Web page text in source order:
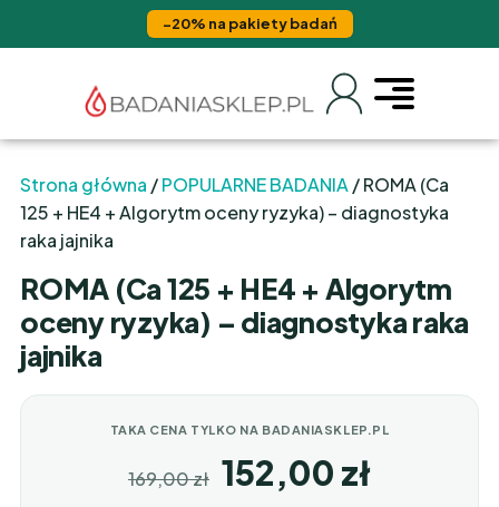
−20% na pakiety badań
Strona główna /POPULARNE BADANIA / ROMA (Ca
125 + HE4 + Algorytm oceny ryzyka) – diagnostyka
raka jajnika
ROMA (Ca 125 + HE4 + Algorytm
oceny ryzyka) – diagnostyka raka
jajnika
TAKA CENA TYLKO NA BADANIASKLEP.PL
169,00zł 152,00 zł